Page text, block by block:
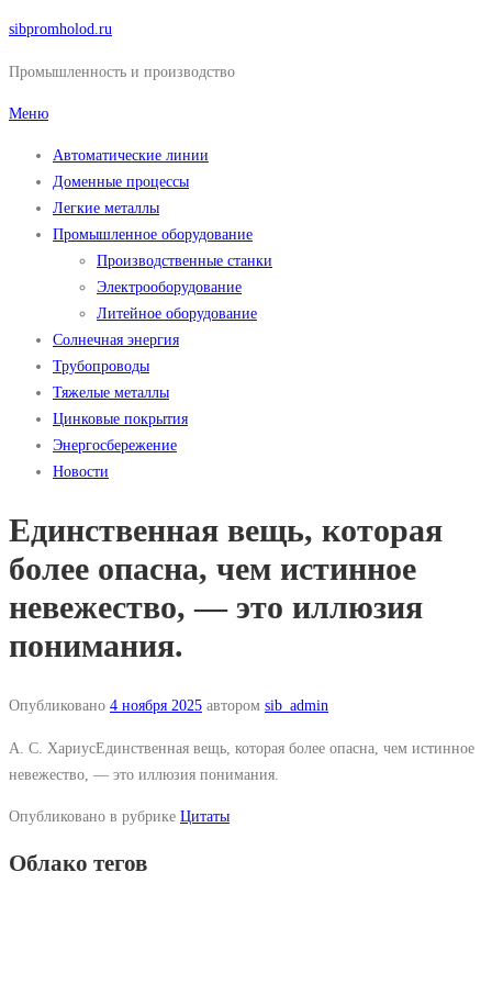
Перейти
содержимому
sibpromholod.ru
Промышленность и производство
Меню
Автоматические линии
Доменные процессы
Легкие металлы
Промышленное оборудование
Производственные станки
Электрооборудование
Литейное оборудование
Солнечная энергия
Трубопроводы
Тяжелые металлы
Цинковые покрытия
Энергосбережение
Новости
Единственная вещь, которая
более опасна, чем истинное
невежество, — это иллюзия
понимания.
Опубликовано 4 ноября 2025 автором sib_admin
A. C. ХариусЕдинственная вещь, которая более опасна, чем истинное
невежество, — это иллюзия понимания.
Опубликовано в рубрике Цитаты
Облако тегов